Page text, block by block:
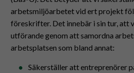
arbetsmiljöarbetet vid ert projekt
föreskrifter. Det innebär i sin tur, att
utförande genom att samordna
arbetsplatsen som bland annat:
Säkerställer att entreprenörer